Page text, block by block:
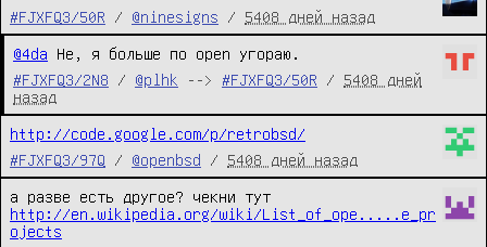
#FJXFQ3/50R
/ @ninesigns / 5408 дней назад
@4da Не, я больше по open угораю.
#FJXFQ3/2N8
/ @plhk --> #FJXFQ3/50R / 5408 дней
назад
http://code.google.com/p/retrobsd/
#FJXFQ3/97Q
/ @openbsd / 5408 дней назад
http://en.wikipedia.org/wiki/List_of_ope.....e_pr
ojects